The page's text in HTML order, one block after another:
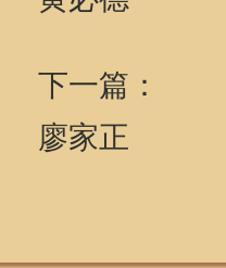
下一篇：
廖家正